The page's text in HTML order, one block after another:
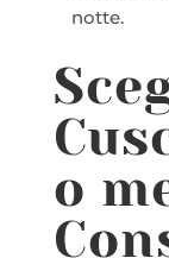
notte.
o